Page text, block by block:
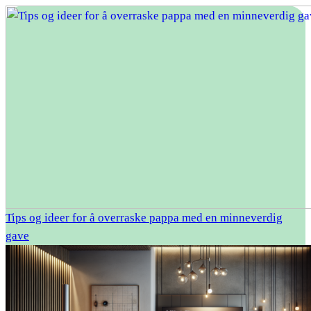
Tips og ideer for å overraske pappa med en minneverdig
gave